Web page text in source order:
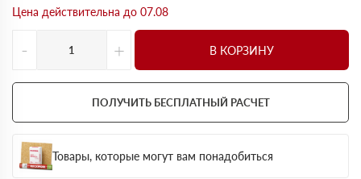
Цена действительна до 07.08
- + В КОРЗИНУ
ПОЛУЧИТЬ БЕСПЛАТНЫЙ РАСЧЕТ
Товары, которые могут вам понадобиться